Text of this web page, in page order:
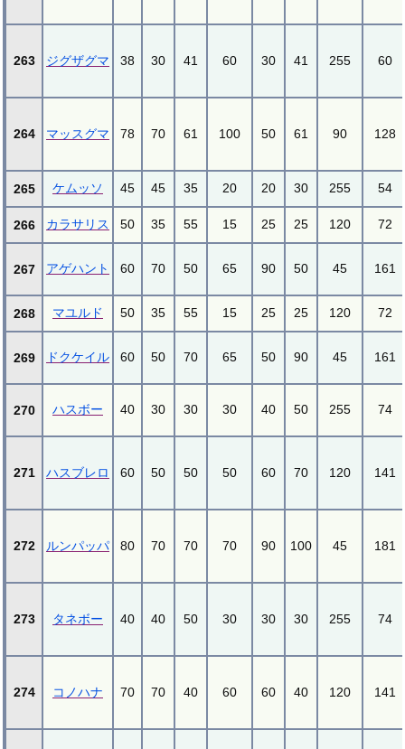
263 ジグザグマ 38 30 41 60 30 41 255 60
264 マッスグマ 78 70 61 100 50 61 90 128
265 ケムッソ 45 45 35 20 20 30 255 54
266 カラサリス 50 35 55 15 25 25 120 72
267 アゲハント 60 70 50 65 90 50 45 161
268 マユルド 50 35 55 15 25 25 120 72
269 ドクケイル 60 50 70 65 50 90 45 161
270 ハスボー 40 30 30 30 40 50 255 74
271 ハスブレロ 60 50 50 50 60 70 120 141
272 ルンパッパ 80 70 70 70 90 100 45 181
273 タネボー 40 40 50 30 30 30 255 74
274 コノハナ 70 70 40 60 60 40 120 141